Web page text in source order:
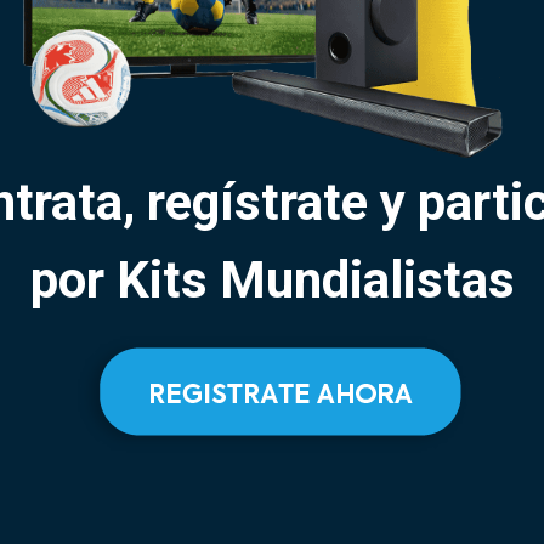
regístrate y
por Kits Mundialistas